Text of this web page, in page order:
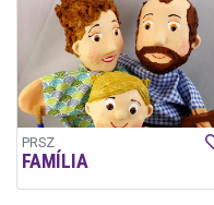
PRSZ
FAMÍLIA